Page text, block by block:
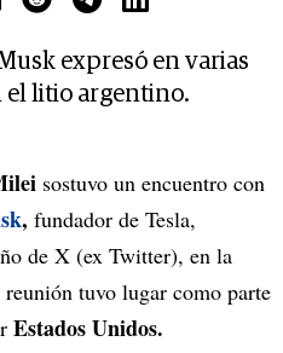
expresó en varias
el litio argentino.
sostuvo un encuentro con
, fundador de Tesla,
de X (ex Twitter), en la
reunión tuvo lugar como parte
Estados Unidos.